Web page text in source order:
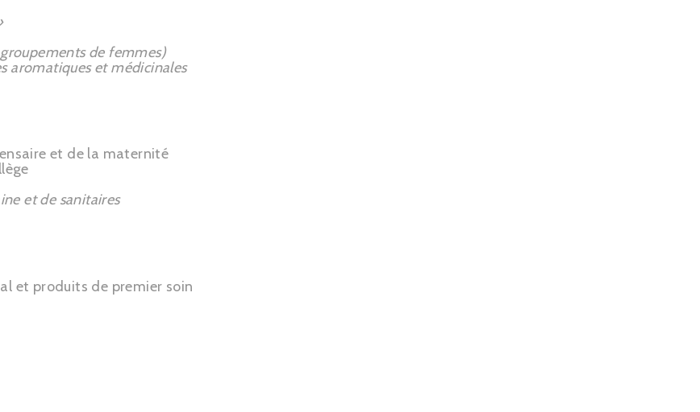
de femmes)
aromatiques et médicinales
et de la maternité
et de sanitaires
et produits de premier soin